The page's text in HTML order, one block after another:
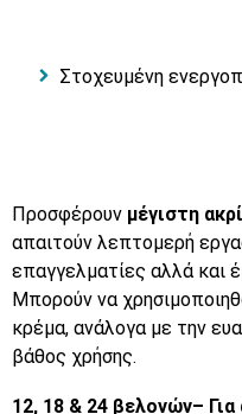
Στοχευμένη
Προσφέρουν μέγιστη
απαιτούν λεπτομερή
επαγγελματίες αλλά και
Μπορούν να
κρέμα, ανάλογα με την
βάθος χρήσης.
12, 18 & 24 βελονών–